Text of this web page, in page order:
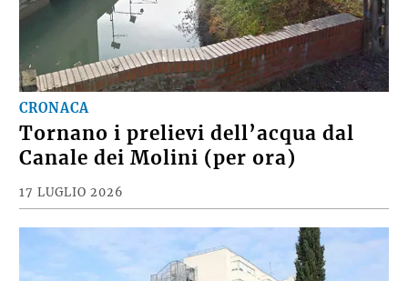
CRONACA
Tornano i prelievi dell’acqua dal
Canale dei Molini (per ora)
17 LUGLIO 2026